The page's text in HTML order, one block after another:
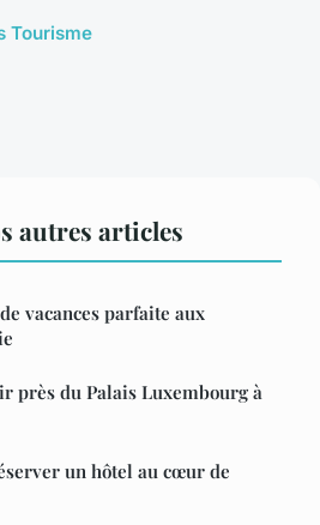
Tourisme
autres articles
vacances parfaite aux
près du Palais Luxembourg à
un hôtel au cœur de